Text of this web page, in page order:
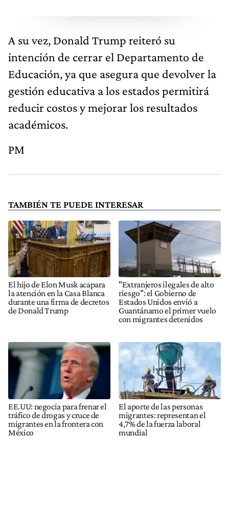
A su vez, Donald Trump reiteró su
intención de cerrar el Departamento de
Educación, ya que asegura que devolver la
gestión educativa a los estados permitirá
reducir costos y mejorar los resultados
académicos.
PM
TAMBIÉN TE PUEDE INTERESAR
El hijo de Elon Musk acapara
la atención en la Casa Blanca
durante una firma de decretos
de Donald Trump
"Extranjeros ilegales de alto
riesgo": el Gobierno de
Estados Unidos envió a
Guantánamo el primer vuelo
con migrantes detenidos
EE.UU: negocia para frenar el
tráfico de drogas y cruce de
migrantes en la frontera con
México
El aporte de las personas
migrantes: representan el
4,7% de la fuerza laboral
mundial